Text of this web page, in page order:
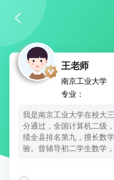
王老师
南京工业大学
专业：
我是南京工业大学在校大
分通过，全国计算机二级
绩全县排名第九，擅长数
验。曾辅导初二学生数学